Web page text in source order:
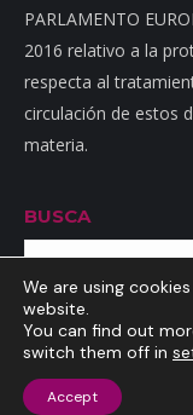
PARLAMENTO
2016 relativo a la
respecta al
circulación de estos
materia.
BUSCA
Inicio Mapa web
de privacidad
We are using
website.
You can find out
switch them off in
Accept